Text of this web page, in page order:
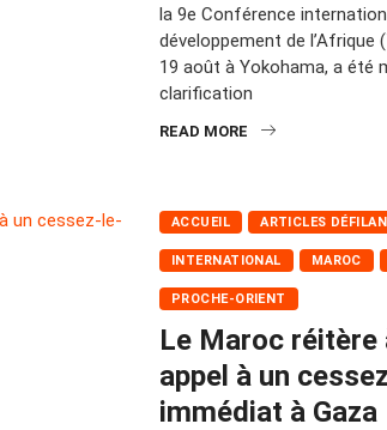
la 9e Conférence
développement de l’Afrique
19 août à Yokohama, a été
clarification
READ MORE
ACCUEIL ARTICLES
INTERNATIONAL MAROC
PROCHE-ORIENT
Le Maroc réitère
appel à un
immédiat à Gaza